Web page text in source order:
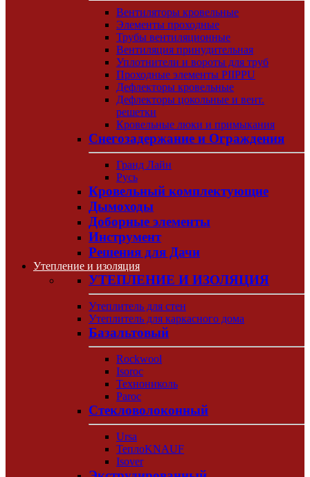
Вентиляторы кровельные
Элементы проходные
Трубы вентиляционные
Вентиляция принудительная
Уплотнители и вороты для труб
Проходные элементы PIIPPU
Дефлекторы кровельные
Дефлекторы цокольные и вент.
решетки
Кровельные люки и примыкания
Снегозадержание и Ограждения
Гранд Лайн
Русь
Кровельный комплектующие
Дымоходы
Доборные элементы
Инструмент
Решения для Дачи
Утепление и изоляция
УТЕПЛЕНИЕ И ИЗОЛЯЦИЯ
Утеплитель для стен
Утеплитель для каркасного дома
Базальтовый
Rockwool
Isoroc
Технониколь
Paroc
Стекловолоконный
Ursa
ТеплоKNAUF
Isover